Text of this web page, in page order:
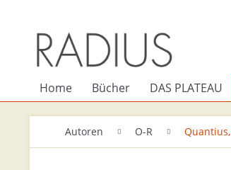
Home Bücher DAS PLATEAU
Autoren O-R